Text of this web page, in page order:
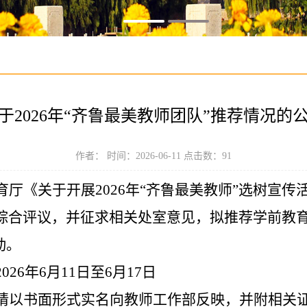
2026年“齐鲁最美教师团队”推荐情况的
作者： 时间：2026-06-11 点击数： 91
厅《关于开展2026年“齐鲁最美教师”选树宣传
合评议，并征求相关处室意见，拟推荐学前教
年6月 11日至6月 17 日
以书面形式实名向教师工作部反映，并附相关